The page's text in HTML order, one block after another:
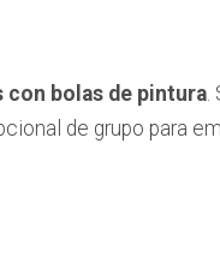
con bolas de pintura.
de grupo para